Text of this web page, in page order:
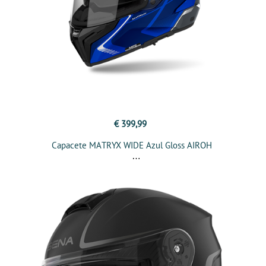
€ 399,99
Capacete MATRYX WIDE Azul Gloss AIROH